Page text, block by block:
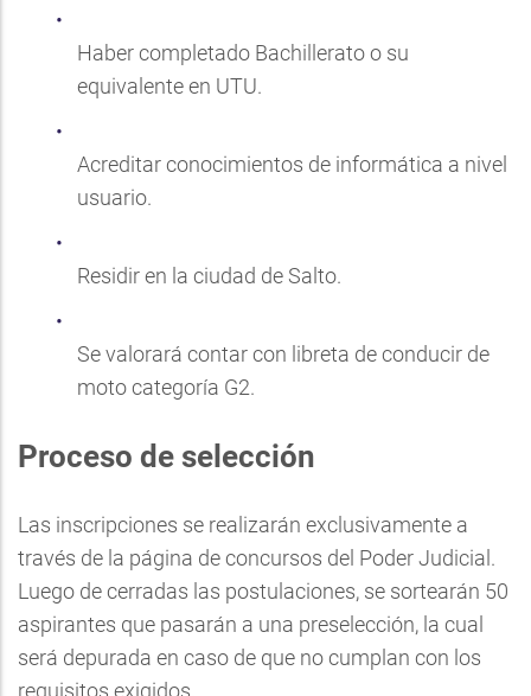
Haber completado Bachillerato o su
equivalente en UTU.
Acreditar conocimientos de informática a nivel
usuario.
Residir en la ciudad de Salto.
Se valorará contar con libreta de conducir de
moto categoría G2.
Proceso de selección
Las inscripciones se realizarán exclusivamente a
través de la página de concursos del Poder Judicial.
Luego de cerradas las postulaciones, se sortearán 50
aspirantes que pasarán a una preselección, la cual
será depurada en caso de que no cumplan con los
requisitos exigidos.